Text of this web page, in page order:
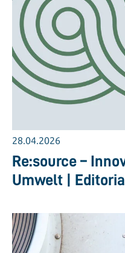
28.04.2026
Re:source –
Umwelt |